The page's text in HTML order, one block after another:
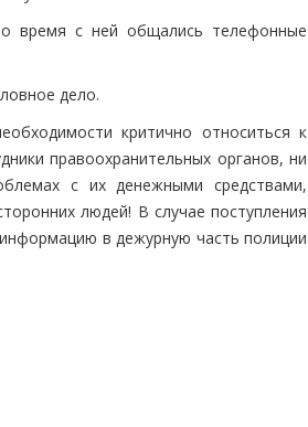
время с ней общались телефонные
дело.
критично относиться к
правоохранительных органов, ни
с их денежными средствами,
людей! В случае поступления
в дежурную часть полиции